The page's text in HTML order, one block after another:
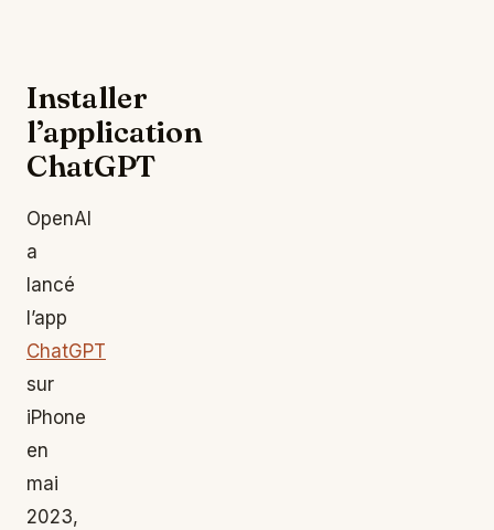
Installer
l’application
ChatGPT
OpenAI
a
lancé
l’app
ChatGPT
sur
iPhone
en
mai
2023,